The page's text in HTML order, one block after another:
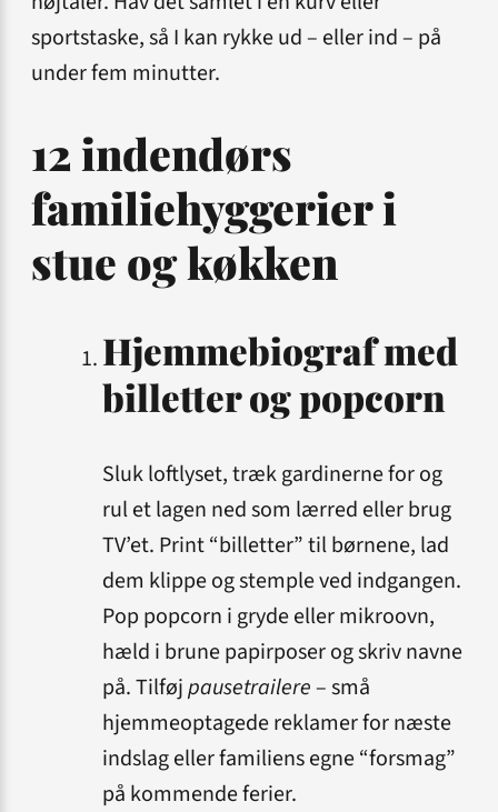
sportstaske, så I kan rykke ud – eller ind – på
under fem minutter.
12 indendørs
familiehyggerier i
stue og køkken
Hjemmebiograf med
billetter og popcorn
Sluk loftlyset, træk gardinerne for og
rul et lagen ned som lærred eller brug
TV’et. Print “billetter” til børnene, lad
dem klippe og stemple ved indgangen.
Pop popcorn i gryde eller mikroovn,
hæld i brune papirposer og skriv navne
på. Tilføjpause­trailere– små
hjemmeoptagede reklamer for næste
indslag eller familiens egne “forsmag”
på kommende ferier.